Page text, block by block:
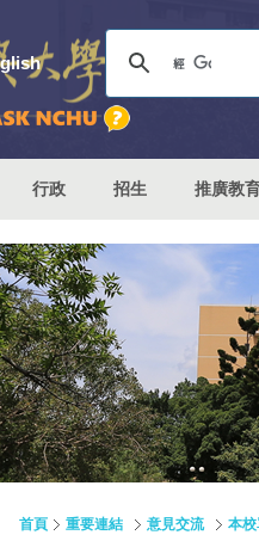
行政 招生 推廣教
首頁 重要連結 意見交流 本